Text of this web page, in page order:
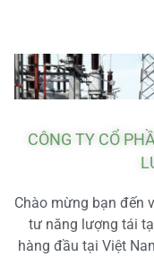
CÔNG TY CỔ
Chào mừng bạn đến
tư năng lượng tái
hàng đầu tại Việt